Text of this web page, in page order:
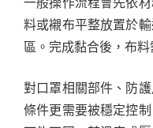
料或襯布平整放置於
區。完成黏合後，布
對口罩相關部件、防
條件更需要被穩定控